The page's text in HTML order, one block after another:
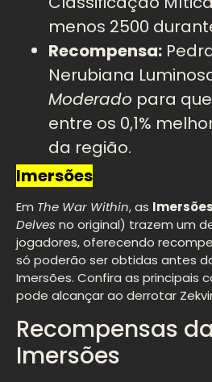
menos 2500
Recompensa:
Nerubiana
Moderado para
entre os 0,1%
da região.
Imersões
Em The War Within, as Imersões
Delves no original) trazem um
jogadores, oferecendo
só poderão ser obtidas antes
Imersões. Confira as principais
pode alcançar ao derrotar
Recompensas
Imersões